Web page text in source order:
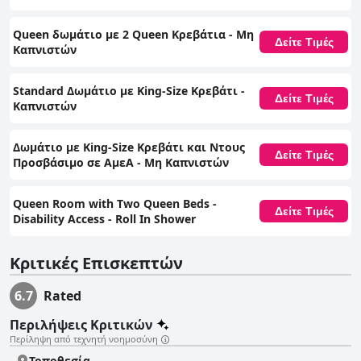
Queen δωμάτιο με 2 Queen Κρεβάτια - Μη
Καπνιστών
Δείτε Τιμές
Standard Δωμάτιο με King-Size Κρεβάτι -
Καπνιστών
Δείτε Τιμές
Δωμάτιο με King-Size Κρεβάτι και Ντους
Προσβάσιμο σε ΑμεΑ - Μη Καπνιστών
Δείτε Τιμές
Queen Room with Two Queen Beds -
Disability Access - Roll In Shower
Δείτε Τιμές
Κριτικές Επισκεπτών
6.7
Rated
Περιλήψεις Κριτικών
Περίληψη από τεχνητή νοημοσύνη